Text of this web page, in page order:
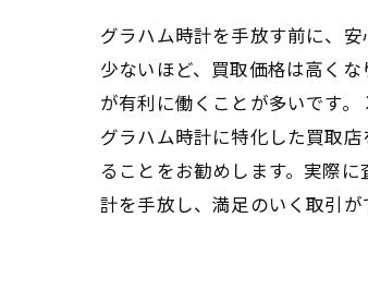
グラハム時計を手放す前に、
少ないほど、買取価格は高く
が有利に働くことが多いです
グラハム時計に特化した買取
ることをお勧めします。実際
計を手放し、満足のいく取引が